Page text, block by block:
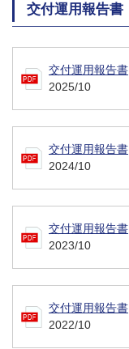
交付運用報告書
交付運用報告書
2025/10
交付運用報告書
2024/10
交付運用報告書
2023/10
交付運用報告書
2022/10